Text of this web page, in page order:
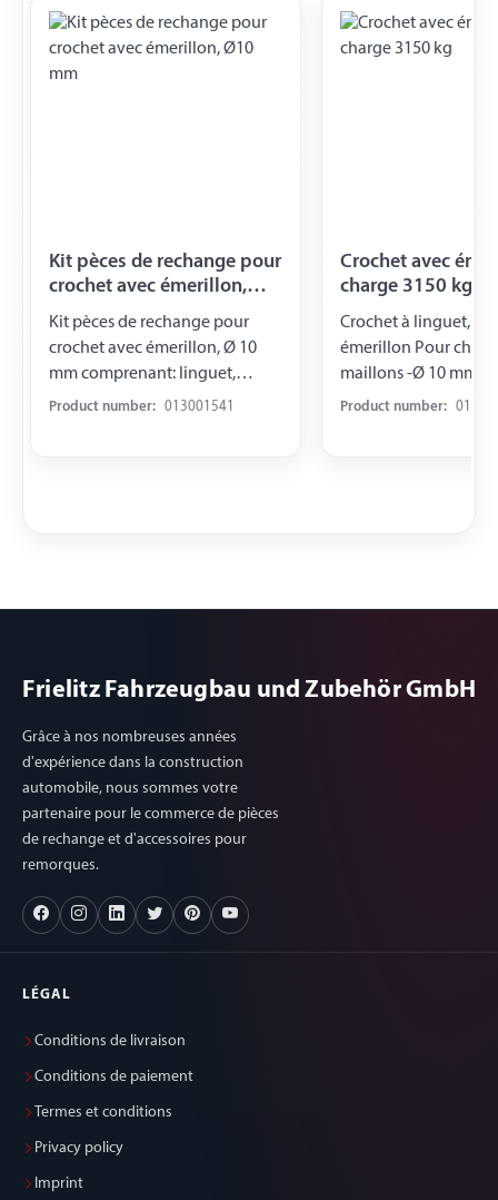
Kit pèces de rechange pour
crochet avec émerillon,
Ø10 mm
Kit pèces de rechange pour
crochet avec émerillon, Ø 10
mm comprenant: linguet,
ressort et goupille
Product number: 013001541
Crochet avec
charge 3150 kg
Crochet à linguet,
émerillon Pour
maillons -Ø 10 mm
3150 kg
Product number:
Frielitz Fahrzeugbau und Zubehör GmbH
Grâce à nos nombreuses années
d'expérience dans la construction
automobile, nous sommes votre
partenaire pour le commerce de pièces
de rechange et d'accessoires pour
remorques.
LÉGAL
Conditions de livraison
Conditions de paiement
Termes et conditions
Privacy policy
Imprint